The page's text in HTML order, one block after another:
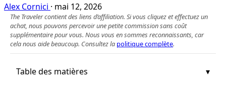
Alex Cornici · mai 12, 2026
The Traveler contient des liens d’affiliation. Si vous cliquez et effectuez un
achat, nous pouvons percevoir une petite commission sans coût
supplémentaire pour vous. Nous vous en sommes reconnaissants, car
cela nous aide beaucoup. Consultez la politique complète.
Table des matières